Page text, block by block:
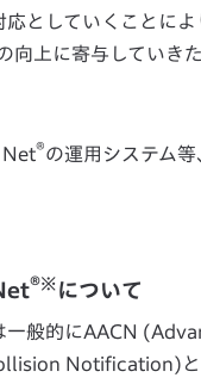
応としていくことによ
向上に寄与していき
Net®の運用システム
®※ について
一般的にAACN
Notification)と